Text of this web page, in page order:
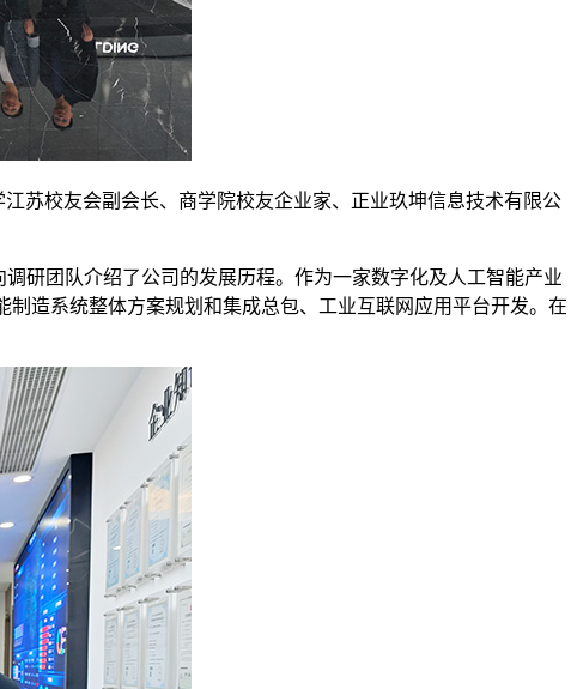
苏校友会副会长、商学院校友企业家、正业玖坤信息技术有限公
研团队介绍了公司的发展历程。作为一家数字化及人工智能产业
造系统整体方案规划和集成总包、工业互联网应用平台开发。在